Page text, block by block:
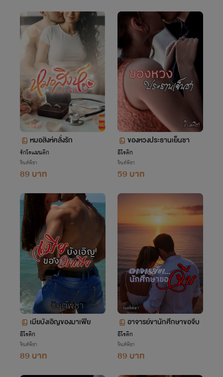
หมอสิงห์คลั่งรัก
รักโรแมนติก
จินต์พิชา
89 บาท
ของหวงประธานเย็นชา
อีโรติก
จินต์พิชา
59 บาท
เมียบังเอิญของมาเฟีย
อีโรติก
จินต์พิชา
89 บาท
อาจารย์ขานักศึกษาขอจีบ
อีโรติก
จินต์พิชา
89 บาท